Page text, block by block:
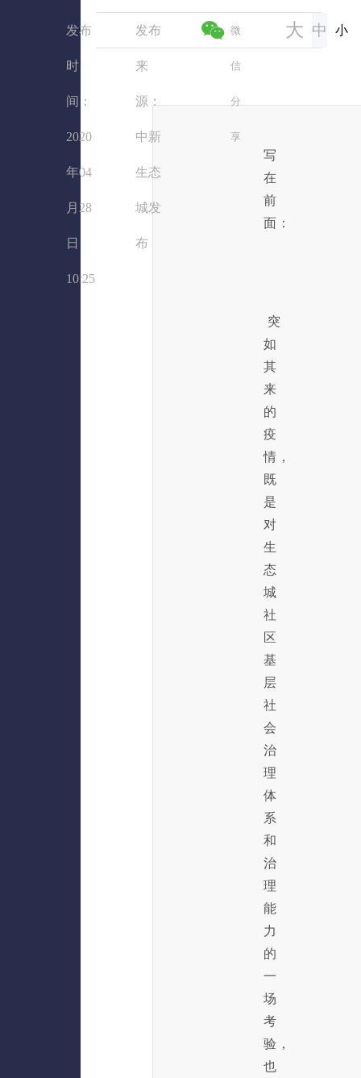
发布
时
间：
2020
年04
月28
日
10:25
发布
来
源：
中新
生态
城发
布
微
信
分
享
大 中 小
写
在
前
面：
突
如
其
来
的
疫
情，
既
是
对
生
态
城
社
区
基
层
社
会
治
理
体
系
和
治
理
能
力
的
一
场
考
验，
也